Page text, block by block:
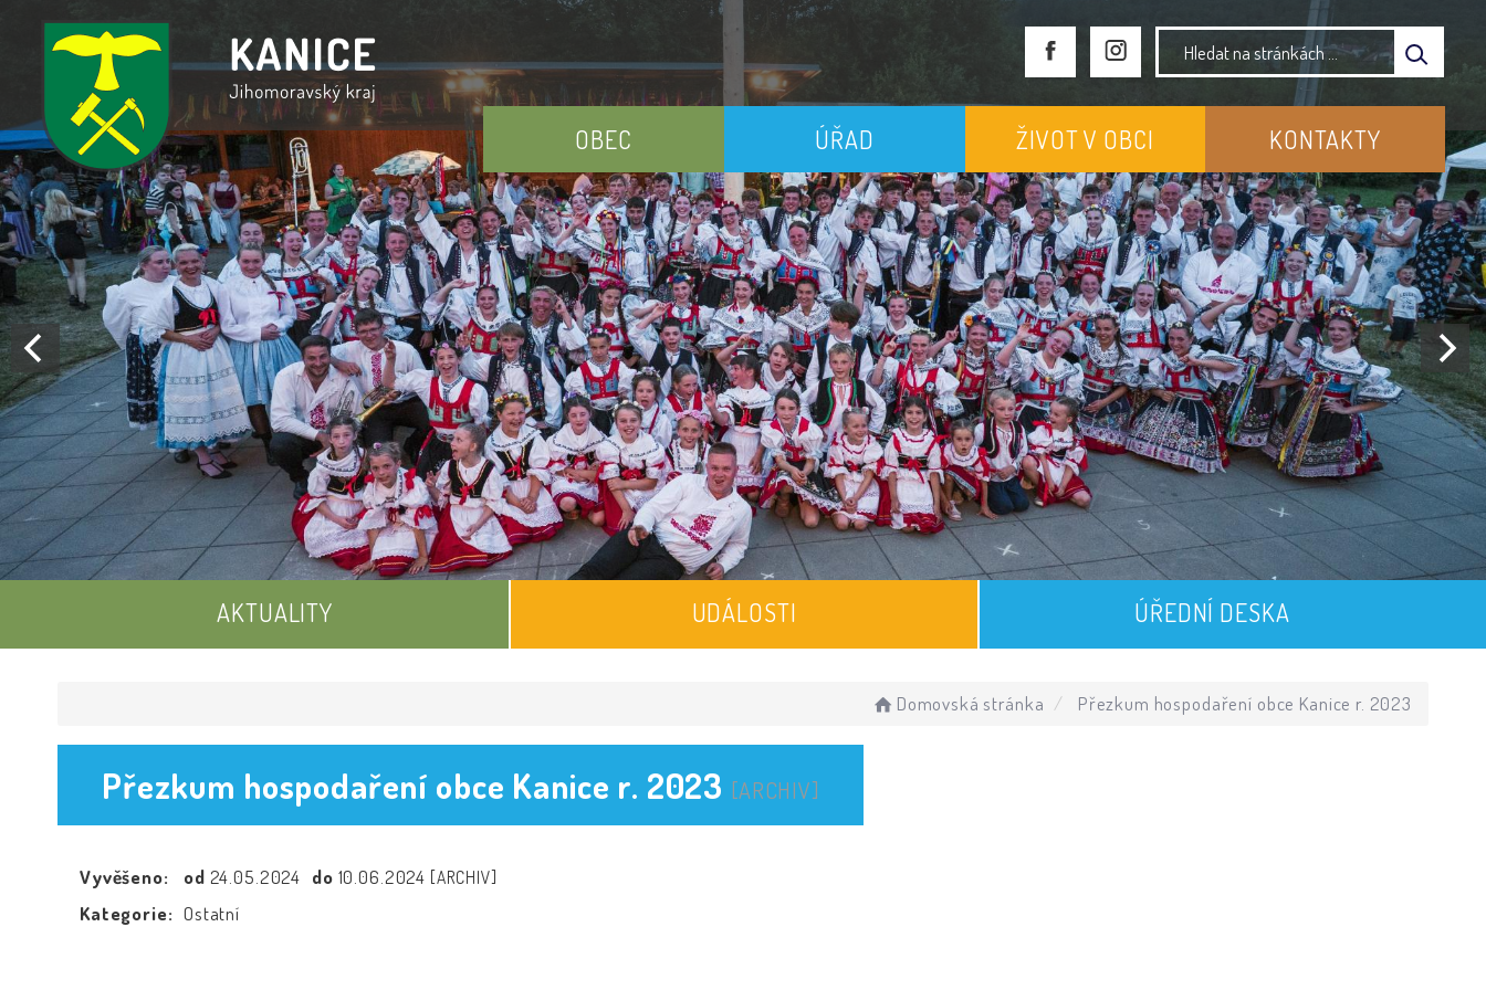
OBEC ÚŘAD ŽIVOT V OBCI KONTAKTY
AKTUALITY UDÁLOSTI ÚŘEDNÍ DESKA
Domovská stránka Přezkum hospodaření obce Kanice r. 2023
Přezkum hospodaření obce Kanice r. 2023 [ARCHIV]
Vyvěšeno: od 24.05.2024 do 10.06.2024 [ARCHIV]
Kategorie: Ostatní